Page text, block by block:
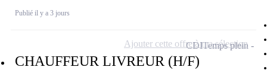
Publié il y a 3 jours
CHAUFFEUR LIVREUR (H/F)
CDITemps plein
Ajouter cette offre à ma sélection